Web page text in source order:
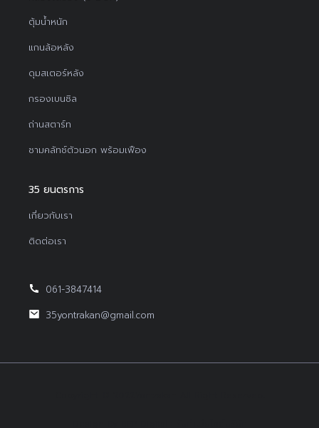
ตุ้มน้ำหนัก
แกนล้อหลัง
ดุมสเตอร์หลัง
กรองเบนซิล
ถ่านสตาร์ท
ชามคลัทช์ตัวนอก พร้อมเฟือง
35 ยนตรการ
เกี่ยวกับเรา
ติดต่อเรา
061-3847414
35yontrakan@gmail.com